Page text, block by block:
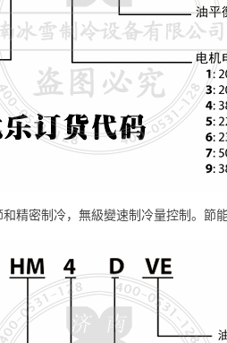
精密制冷，無級變速制冷量控制。節